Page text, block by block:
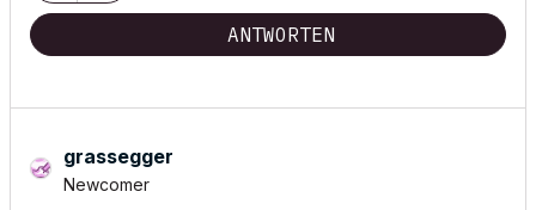
ANTWORTEN
grassegger
Newcomer